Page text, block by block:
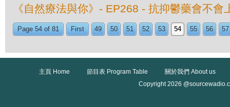
《自然療法與你》- EP268 - 抗抑鬱藥會不會
Page 54 of 81 First 49 50 51 52 53 54 55 56 57
主頁 Home 節目表 Program Table
關於我們 About us
Copyright 2026